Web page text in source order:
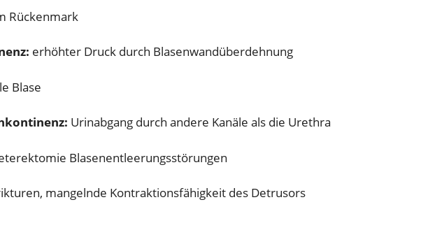
Rückenmark
erhöhter Druck durch Blasenwandüberdehnung
Blase
Urinabgang durch andere Kanäle als die Urethra
Blasenentleerungsstörungen
mangelnde Kontraktionsfähigkeit des Detrusors